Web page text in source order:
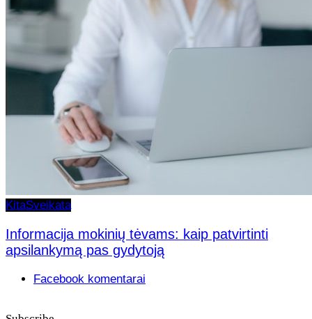
KitaSveikata
Informacija mokinių tėvams: kaip patvirtinti
apsilankymą pas gydytoją
Facebook komentarai